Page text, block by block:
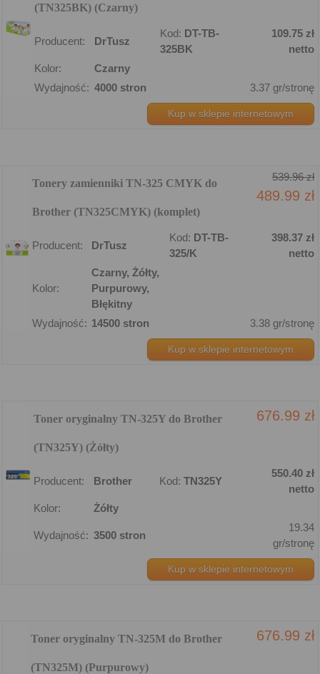
(TN325BK) (Czarny)
Producent: DrTusz
Kod: DT-TB-
325BK
109.75 zł
netto
Kolor:
Czarny
Wydajność: 4000 stron 3.37 gr/stronę
Kup w sklepie internetowym
Tonery zamienniki TN-325 CMYK do
Brother (TN325CMYK) (komplet)
539.96 zł
489.99 zł
Producent: DrTusz
Kod: DT-TB-
325/K
398.37 zł
netto
Kolor:
Czarny, Żółty,
Purpurowy,
Błękitny
Wydajność: 14500 stron 3.38 gr/stronę
Kup w sklepie internetowym
Toner oryginalny TN-325Y do Brother
(TN325Y) (Żółty)
676.99 zł
Producent: Brother Kod: TN325Y
550.40 zł
netto
Kolor:
Żółty
Wydajność: 3500 stron
19.34
gr/stronę
Kup w sklepie internetowym
Toner oryginalny TN-325M do Brother
(TN325M) (Purpurowy)
676.99 zł